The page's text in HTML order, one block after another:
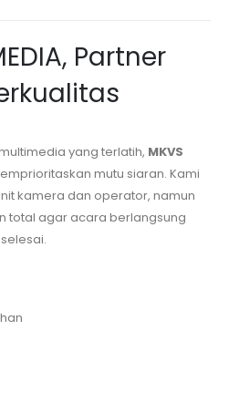
Partner
yang terlatih, MKVS
mutu siaran. Kami
kamera dan operator, namun
total agar acara berlangsung